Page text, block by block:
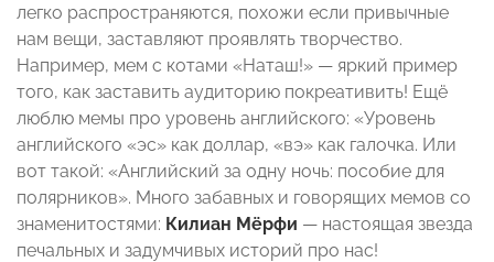
легко распространяются, похожи если привычные
нам вещи, заставляют проявлять творчество.
Например, мем с котами «Наташ!» — яркий пример
того, как заставить аудиторию покреативить! Ещё
люблю мемы про уровень английского: «Уровень
английского «эс» как доллар, «вэ» как галочка. Или
вот такой: «Английский за одну ночь: пособие для
полярников». Много забавных и говорящих мемов со
знаменитостями: Килиан Мёрфи — настоящая звезда
печальных и задумчивых историй про нас!